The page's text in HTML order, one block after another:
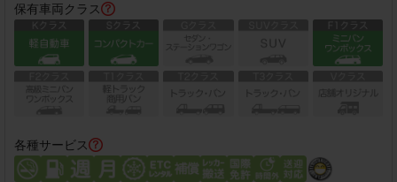
保有車両クラス
各種サービス